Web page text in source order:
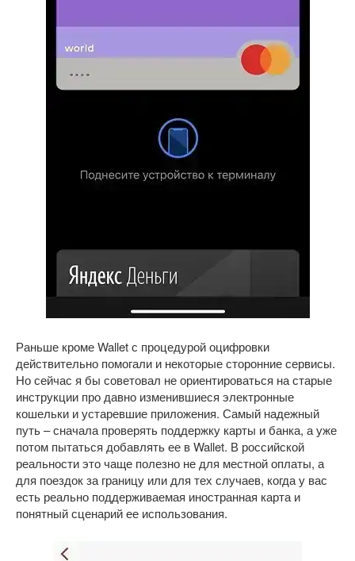
Раньше кроме Wallet с процедурой оцифровки
действительно помогали и некоторые сторонние сервисы.
Но сейчас я бы советовал не ориентироваться на старые
инструкции про давно изменившиеся электронные
кошельки и устаревшие приложения. Самый надежный
путь – сначала проверять поддержку карты и банка, а уже
потом пытаться добавлять ее в Wallet. В российской
реальности это чаще полезно не для местной оплаты, а
для поездок за границу или для тех случаев, когда у вас
есть реально поддерживаемая иностранная карта и
понятный сценарий ее использования.